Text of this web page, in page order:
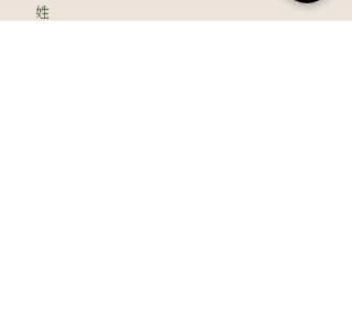
姓